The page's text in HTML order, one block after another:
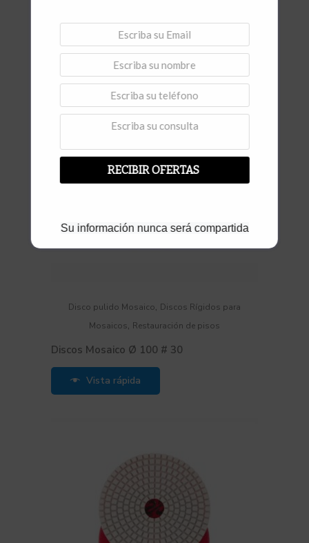
Vista rápida
Disco pulido Mosaico, Discos Rígidos para
Mosaicos, Restauración de pisos
Discos Mosaico Ø 100 # 30
Vista rápida
RECIBIR OFERTAS
Su información nunca será compartida